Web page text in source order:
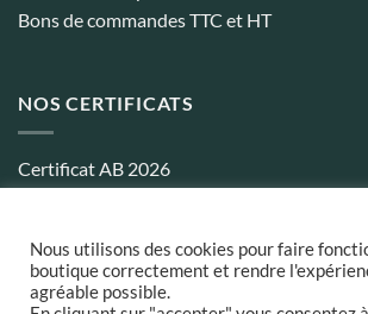
Bons de commandes TTC et HT
NOS CERTIFICATS
Certificat AB 2026
Conditions générales de ventes
Nous utilisons des cookies pour faire
boutique correctement et rendre
agréable possible.